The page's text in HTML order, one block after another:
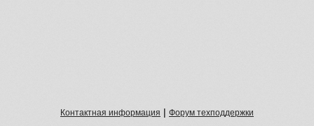
Контактная информация | Форум техподдержки